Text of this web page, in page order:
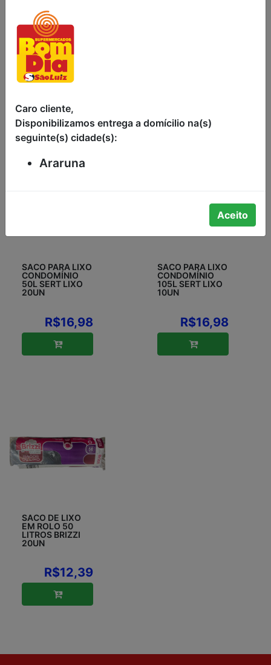
SACO PARA LIXO
SERT LIXO DE
15L PACOTE
COM 20UN
R$6,79
SACO PARA LIXO
CONDOMÍNIO
50L SERT LIXO
20UN
R$16,98
SACO PARA LIXO
CONDOMÍNIO
105L SERT LIXO
10UN
R$16,98
SACO DE LIXO
EM ROLO 50
LITROS BRIZZI
20UN
R$12,39
Caro cliente,
Disponibilizamos entrega a domícilio na(s)
seguinte(s) cidade(s):
Araruna
Aceito